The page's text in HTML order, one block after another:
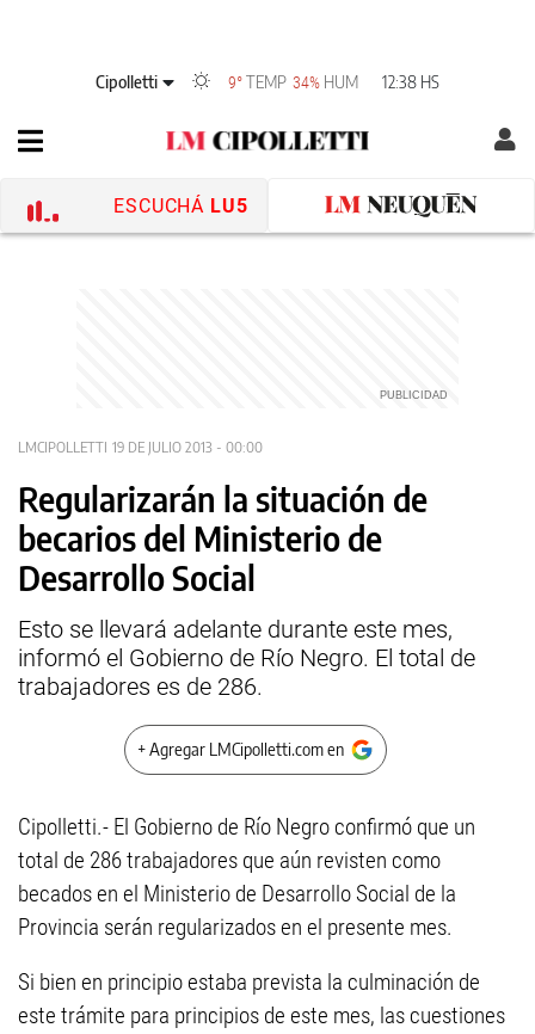
Cipolletti 9°TEMP 34% HUM 12:38 HS
ESCUCHÁ LU5
LMCIPOLLETTI 19 DE JULIO 2013 - 00:00
Regularizarán la situación de
becarios del Ministerio de
Desarrollo Social
Esto se llevará adelante durante este mes,
informó el Gobierno de Río Negro. El total de
trabajadores es de 286.
+ Agregar LMCipolletti.com en
Cipolletti.- El Gobierno de Río Negro confirmó que un
total de 286 trabajadores que aún revisten como
becados en el Ministerio de Desarrollo Social de la
Provincia serán regularizados en el presente mes.
Si bien en principio estaba prevista la culminación de
este trámite para principios de este mes, las cuestiones